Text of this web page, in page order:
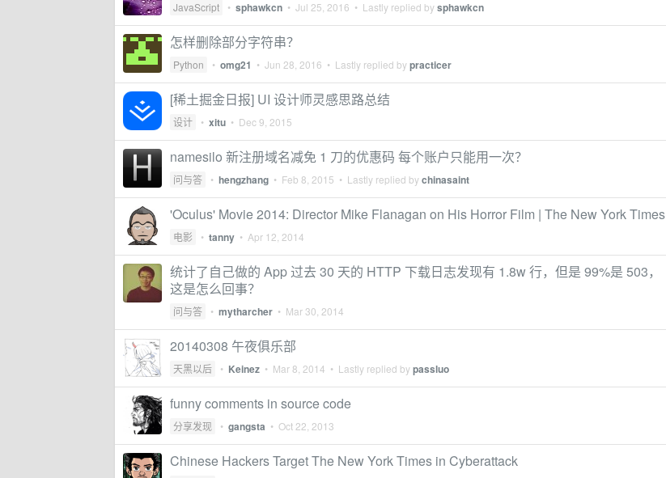
JavaScript • sphawkcn • Jul 25, 2016 • Lastly replied bysphawkcn
怎样删除部分字符串？
Python • omg21 • Jun 28, 2016 • Lastly replied bypracticer
[稀土掘金日报] UI 设计师灵感思路总结
设计 • xitu • Dec 9, 2015
namesilo 新注册域名减免 1 刀的优惠码 每个账户只能用一次？
问与答 • hengzhang • Feb 8, 2015 • Lastly replied bychinasaint
'Oculus' Movie 2014: Director Mike Flanagan on His Horror Film | The New York Times
电影 • tanny • Apr 12, 2014
统计了自己做的 App 过去 30 天的 HTTP 下载日志发现有 1.8w 行，但是 99%是 503，
这是怎么回事？
问与答 • mytharcher • Mar 30, 2014
20140308 午夜俱乐部
天黑以后 • Keinez • Mar 8, 2014 • Lastly replied bypassluo
funny comments in source code
分享发现 • gangsta • Oct 22, 2013
Chinese Hackers Target The New York Times in Cyberattack